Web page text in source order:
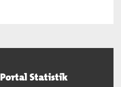
Statistik